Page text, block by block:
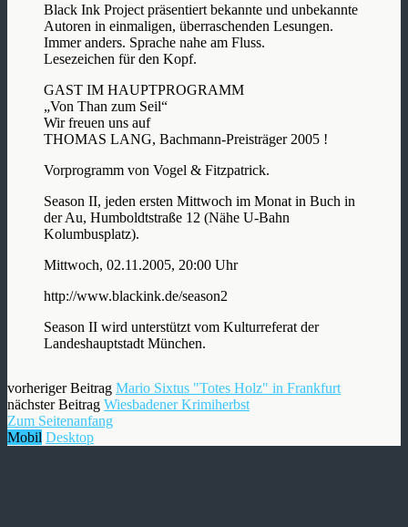
Black Ink Project präsentiert bekannte und unbekannte
Autoren in einmaligen, überraschenden Lesungen.
Immer anders. Sprache nahe am Fluss.
Lesezeichen für den Kopf.
GAST IM HAUPTPROGRAMM
„Von Than zum Seil“
Wir freuen uns auf
THOMAS LANG, Bachmann-Preisträger 2005 !
Vorprogramm von Vogel & Fitzpatrick.
Season II, jeden ersten Mittwoch im Monat in Buch in
der Au, Humboldtstraße 12 (Nähe U-Bahn
Kolumbusplatz).
Mittwoch, 02.11.2005, 20:00 Uhr
http://www.blackink.de/season2
Season II wird unterstützt vom Kulturreferat der
Landeshauptstadt München.
vorheriger Beitrag Mario Sixtus "Totes Holz" in Frankfurt
nächster Beitrag Wiesbadener Krimiherbst
Zum Seitenanfang
Mobil Desktop